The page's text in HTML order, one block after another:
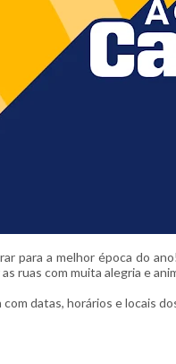
para a melhor época do
ruas com muita alegria e
datas, horários e locais